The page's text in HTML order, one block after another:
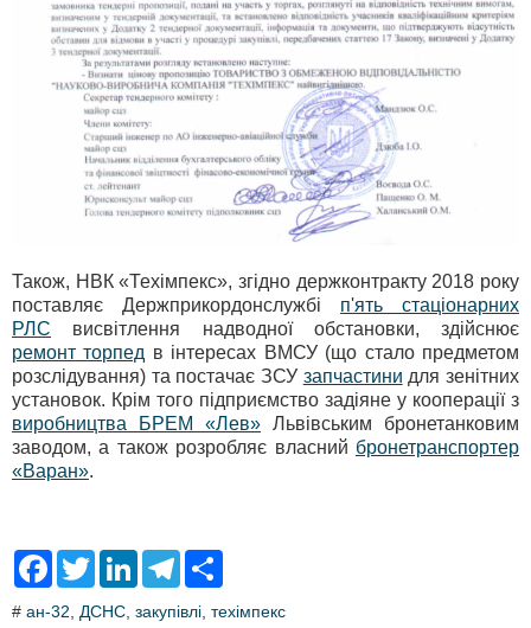
Також, НВК «Техімпекс», згідно держконтракту 2018 року
поставляє Держприкордонслужбі п'ять стаціонарних
РЛС висвітлення надводної обстановки, здійснює
ремонт торпед в інтересах ВМСУ (що стало предметом
розслідування) та постачає ЗСУ запчастини для зенітних
установок. Крім того підприємство задіяне у кооперації з
виробництва БРЕМ «Лев» Львівським бронетанковим
заводом, а також розробляє власний бронетранспортер
«Варан».
F
e
T
t
L
k
T
e
r
# ан-32 ДСНС закупівлі техімпекс